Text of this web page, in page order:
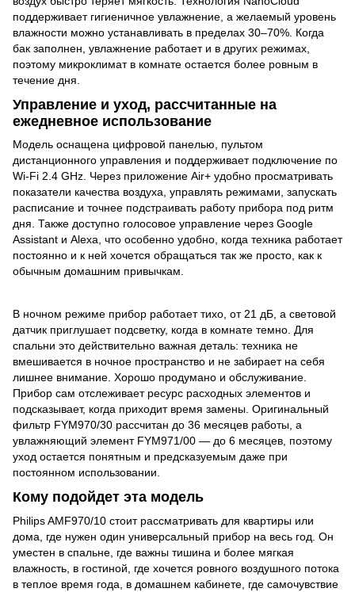
поддерживает гигиеничное увлажнение, а желаемый уровень
влажности можно устанавливать в пределах 30–70%. Когда
бак заполнен, увлажнение работает и в других режимах,
поэтому микроклимат в комнате остается более ровным в
течение дня.
Управление и уход, рассчитанные на
ежедневное использование
Модель оснащена цифровой панелью, пультом
дистанционного управления и поддерживает подключение по
Wi-Fi 2.4 GHz. Через приложение Air+ удобно просматривать
показатели качества воздуха, управлять режимами, запускать
расписание и точнее подстраивать работу прибора под ритм
дня. Также доступно голосовое управление через Google
Assistant и Alexa, что особенно удобно, когда техника работает
постоянно и к ней хочется обращаться так же просто, как к
обычным домашним привычкам.
В ночном режиме прибор работает тихо, от 21 дБ, а световой
датчик приглушает подсветку, когда в комнате темно. Для
спальни это действительно важная деталь: техника не
вмешивается в ночное пространство и не забирает на себя
лишнее внимание. Хорошо продумано и обслуживание.
Прибор сам отслеживает ресурс расходных элементов и
подсказывает, когда приходит время замены. Оригинальный
фильтр FYM970/30 рассчитан до 36 месяцев работы, а
увлажняющий элемент FYM971/00 — до 6 месяцев, поэтому
уход остается понятным и предсказуемым даже при
постоянном использовании.
Кому подойдет эта модель
Philips AMF970/10 стоит рассматривать для квартиры или
дома, где нужен один универсальный прибор на весь год. Он
уместен в спальне, где важны тишина и более мягкая
влажность, в гостиной, где хочется ровного воздушного потока
в теплое время года, в домашнем кабинете, где самочувствие